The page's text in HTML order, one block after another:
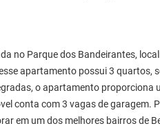
no Parque dos Bandeirantes,
apartamento possui 3 quartos,
o apartamento proporciona
conta com 3 vagas de garagem.
em um dos melhores bairros de